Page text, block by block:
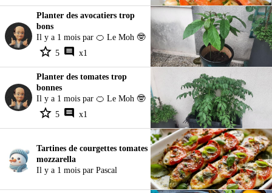
Planter des avocatiers trop
bons
Il y a 1 mois par 🍊 Le Moh 🤓
5
x1
Planter des tomates trop
bonnes
Il y a 1 mois par 🍊 Le Moh 🤓
5
x1
Tartines de courgettes tomates
mozzarella
Il y a 1 mois par Pascal